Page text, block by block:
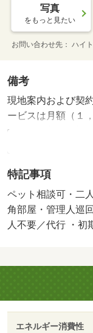
写真
をもっと見たい
お問い合わせ先 ハイ
備考
現地案内および契
ービスは月額（１
証等：加入要（初
額委託料：総賃料
形態／管理員の勤
院停歩６分・駐輪
円/あんしんパック
ス 26400円
特記事項
ペット相談可・二
角部屋・管理人巡
人不要／代行 ・初
エネルギー消費性